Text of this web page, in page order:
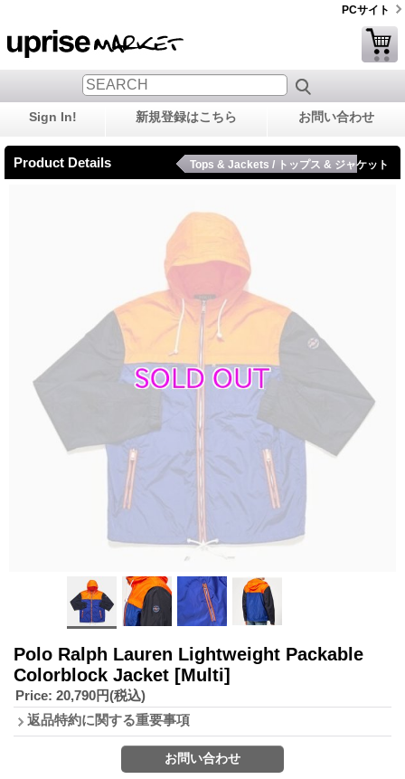
PCサイト
Sign In! 新規登録はこちら お問い合わせ
Product Details Tops & Jackets / トップス & ジャケット
Polo Ralph Lauren Lightweight Packable
Colorblock Jacket [Multi]
Price: 20,790円(税込)
返品特約に関する重要事項